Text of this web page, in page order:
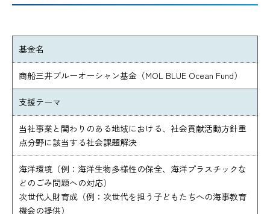
基金名
商船三井ブルーオーシャン基金（MOL BLUE Ocean Fund）
支援テーマ
当社事業と関わりのある地域における、社会貢献活動方針重
点分野に該当する社会課題解決
海洋環境（例：海洋生物多様性の保全、海洋プラスチックな
どのごみ問題への対応）
次世代人財育成（例：次世代を担う子どもたちへの海事教育
機会の提供）